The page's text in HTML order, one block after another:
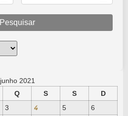
Pesquisar
junho 2021
Q S S D
3 4 5 6